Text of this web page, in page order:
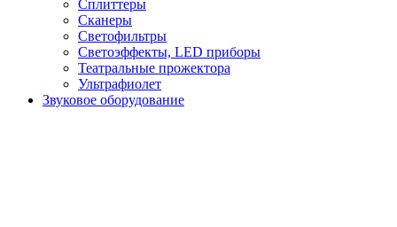
Сплиттеры
Сканеры
Светофильтры
Светоэффекты, LED приборы
Театральные прожектора
Ультрафиолет
Звуковое оборудование